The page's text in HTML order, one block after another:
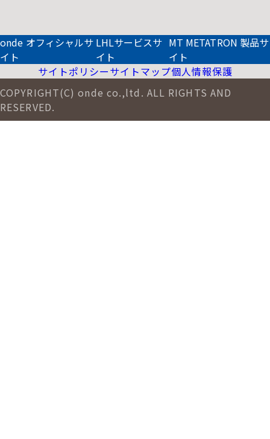
onde オフィシャルサ
イト
LHLサービスサ
イト
MT METATRON 製品サ
イト
サイトポリシーサイトマップ個人情報保護
COPYRIGHT(C) onde co.,ltd. ALL RIGHTS AND
RESERVED.